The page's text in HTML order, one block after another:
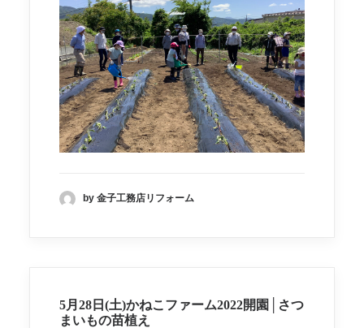
by 金子工務店リフォーム
5月28日(土)かねこファーム2022開園│さつ
まいもの苗植え